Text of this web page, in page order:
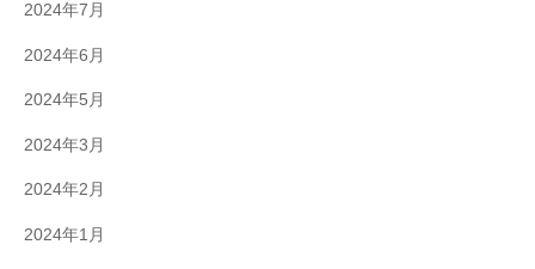
2024年7月
2024年6月
2024年5月
2024年3月
2024年2月
2024年1月